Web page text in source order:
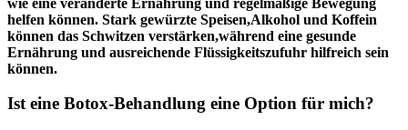
helfen können. Stark gewürzte Speisen,Alkohol und Koffein
können‍ das Schwitzen verstärken,während eine gesunde
Ernährung und ausreichende​ Flüssigkeitszufuhr‍ hilfreich sein
können.
Ist eine Botox-Behandlung eine Option für mich?